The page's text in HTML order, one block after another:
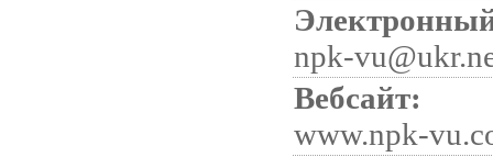
npk-
Вебсайт:
www.npk-